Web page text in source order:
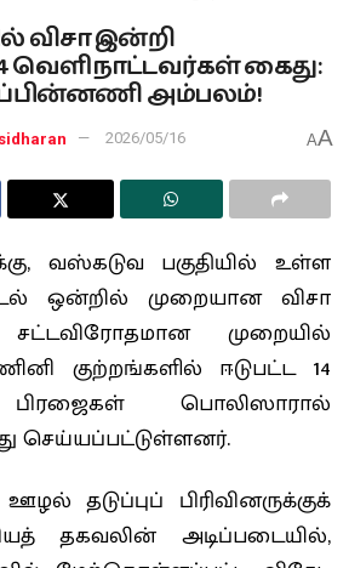
விசா இன்றி
வெளிநாட்டவர்கள் கைது:
அம்பலம்!
2026/05/16 AA
வஸ்கடுவ பகுதியில் உள்ள
ஒன்றில் முறையான விசா
சட்டவிரோதமான முறையில்
குற்றங்களில் ஈடுபட்ட 14
பிரஜைகள் பொலிஸாரால்
செய்யப்பட்டுள்ளனர்.
தடுப்புப் பிரிவினருக்குக்
தகவலின் அடிப்படையில்,